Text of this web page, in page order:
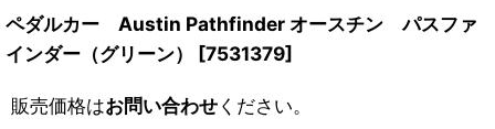
ペダルカー Austin Pathfinder オースチン パスファ
インダー（グリーン）
[7531379]
販売価格はお問い合わせください。